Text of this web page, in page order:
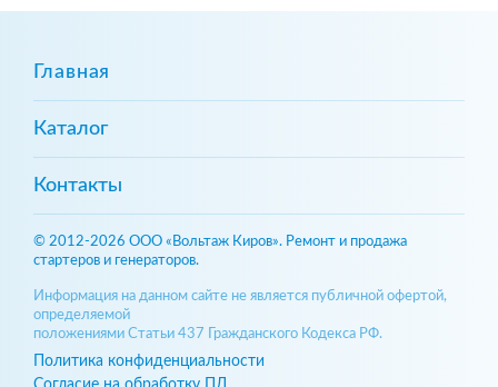
Главная
Каталог
Контакты
© 2012-2026 ООО «Вольтаж Киров». Ремонт и продажа
стартеров и генераторов.
Информация на данном сайте не является публичной офертой,
определяемой
положениями Статьи 437 Гражданского Кодекса РФ.
Политика конфиденциальности